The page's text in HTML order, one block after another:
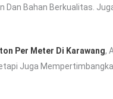
Dan Bahan Berkualitas.
Per Meter Di Karawang,
Juga